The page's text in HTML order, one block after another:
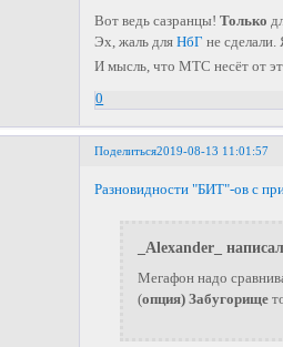
Вот ведь сазранцы!Только
Эх, жаль дляНбГ не
И мысль, что МТС несёт от
0
Поделиться2019-08-13 11:01:57
Разновидности "БИТ"-ов с
_Alexander_
Мегафон надо
(опция) Забугорище